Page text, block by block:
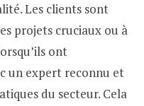
Les clients sont
projets cruciaux ou à
ont
un expert reconnu et
du secteur. Cela